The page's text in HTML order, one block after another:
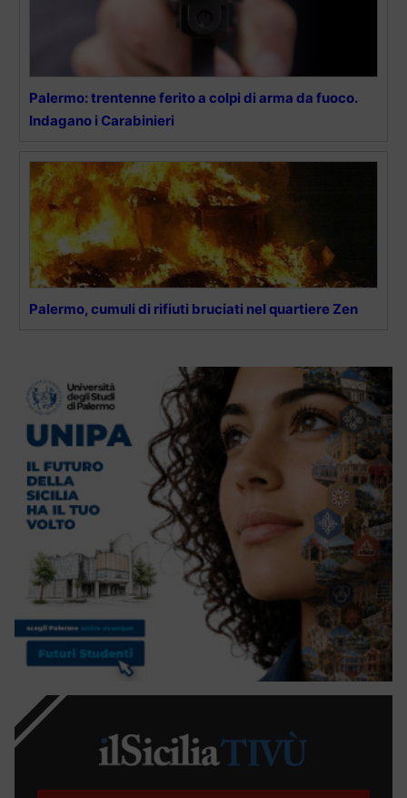
Palermo: trentenne ferito a colpi di arma da fuoco.
Indagano i Carabinieri
Palermo, cumuli di rifiuti bruciati nel quartiere Zen